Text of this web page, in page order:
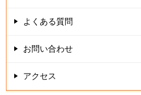
よくある質問
お問い合わせ
アクセス